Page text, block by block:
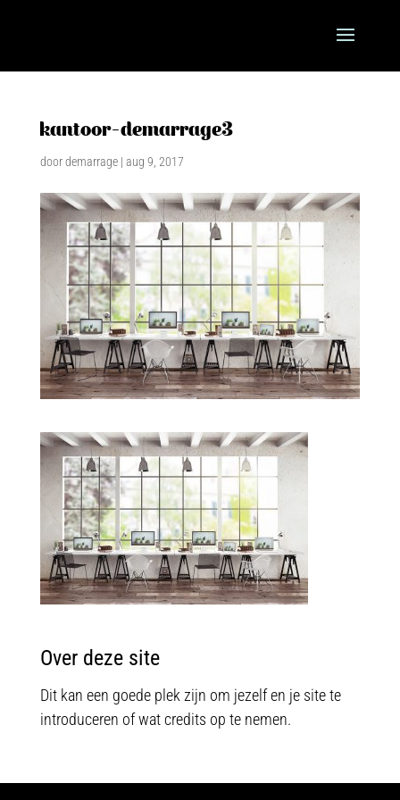
kantoor-demarrage3
doordemarrage| aug 9, 2017
Over deze site
Dit kan een goede plek zijn om jezelf en je site te
introduceren of wat credits op te nemen.